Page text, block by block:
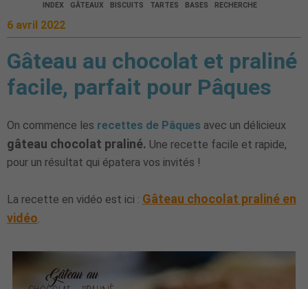
INDEX GÂTEAUX BISCUITS TARTES BASES RECHERCHE
6 avril 2022
Gâteau au chocolat et praliné
facile, parfait pour Pâques
On commence les recettes de Pâques avec un délicieux
gâteau chocolat praliné. Une recette facile et rapide,
pour un résultat qui épatera vos invités !
La recette en vidéo est ici : Gâteau chocolat praliné en
vidéo